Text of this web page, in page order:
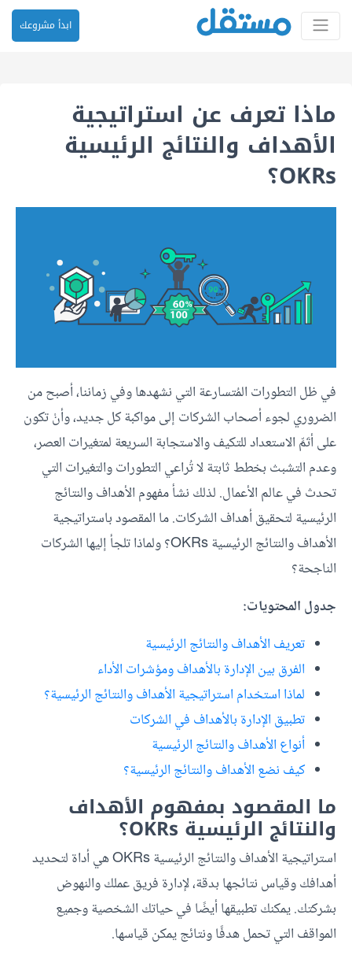
ابدأ مشروعك
ماذا تعرف عن استراتيجية
الأهداف والنتائج الرئيسية
OKRs؟
في ظل التطورات المُتسارعة التي نشهدها وفي زماننا، أصبح من
الضروري لجوء أصحاب الشركات إلى مواكبة كل جديد، وأنْ تكون
على أتَمِّ الاستعداد للتكيف والاستجابة السريعة لمتغيرات العصر،
وعدم التشبث بخطط ثابتة لا تُراعي التطورات والتغيرات التي
تحدث في عالم الأعمال. لذلك نشأ مفهوم الأهداف والنتائج
الرئيسية لتحقيق أهداف الشركات. ما المقصود باستراتيجية
الأهداف والنتائج الرئيسية OKRs؟ ولماذا تلجأ إليها الشركات
الناجحة؟
جدول المحتويات:
تعريف الأهداف والنتائج الرئيسية
الفرق بين الإدارة بالأهداف ومؤشرات الأداء
لماذا استخدام استراتيجية الأهداف والنتائج الرئيسية؟
تطبيق الإدارة بالأهداف في الشركات
أنواع الأهداف والنتائج الرئيسية
كيف نضع الأهداف والنتائج الرئيسية؟
ما المقصود بمفهوم الأهداف
والنتائج الرئيسية OKRs؟
استراتيجية الأهداف والنتائج الرئيسية OKRs هي أداة لتحديد
أهدافك وقياس نتائجها بدقة، لإدارة فريق عملك والنهوض
بشركتك. يمكنك تطبيقها أيضًا في حياتك الشخصية وجميع
المواقف التي تحمل هدفًا ونتائج يمكن قياسها.